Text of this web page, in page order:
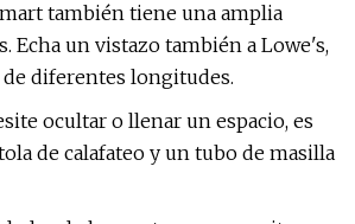
también tiene una amplia
Echa un vistazo también a Lowe's,
diferentes longitudes.
ocultar o llenar un espacio, es
de calafateo y un tubo de masilla